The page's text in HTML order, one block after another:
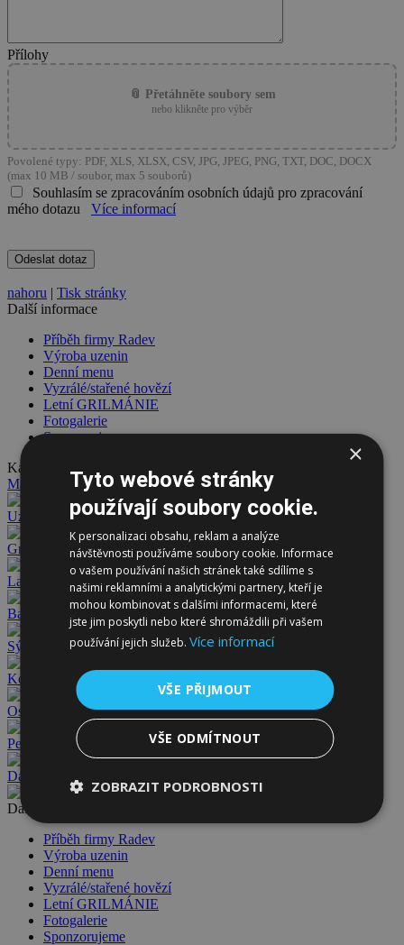
Přílohy
📎 Přetáhněte soubory sem
nebo klikněte pro výběr
Povolené typy: PDF, XLS, XLSX, CSV, JPG, JPEG, PNG, TXT, DOC, DOCX
(max 10 MB / soubor, max 5 souborů)
Souhlasím se zpracováním osobních údajů pro zpracování
mého dotazu
Více informací
nahoru | Tisk stránky
Další informace
Příběh firmy Radev
Výroba uzenin
Denní menu
Vyzrálé/stařené hovězí
Letní GRILMÁNIE
Fotogalerie
Sponzorujeme
Kategorie
Maso
Uzeniny
Grilmánie
Lahůdky
Bagety
Sýry
Koření
Ostatní
Pečivo
Dárkové poukazy
Další informace
Příběh firmy Radev
Výroba uzenin
Denní menu
Vyzrálé/stařené hovězí
Letní GRILMÁNIE
Fotogalerie
Sponzorujeme
×
Tyto webové stránky
používají soubory cookie.
K personalizaci obsahu, reklam a analýze
návštěvnosti používáme soubory cookie. Informace
o vašem používání našich stránek také sdílíme s
našimi reklamními a analytickými partnery, kteří je
mohou kombinovat s dalšími informacemi, které
jste jim poskytli nebo které shromáždili při vašem
používání jejich služeb.Více informací
VŠE PŘIJMOUT
VŠE ODMÍTNOUT
ZOBRAZIT PODROBNOSTI